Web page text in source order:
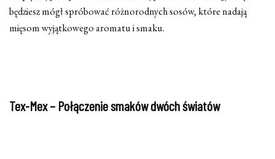
będziesz mógł spróbować różnorodnych sosów, które nadają
mięsom wyjątkowego aromatu i smaku.
Tex-Mex – Połączenie smaków dwóch światów